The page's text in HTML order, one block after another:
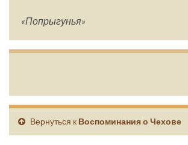
«Попрыгунья»
Вернуться к Воспоминания о Чехове